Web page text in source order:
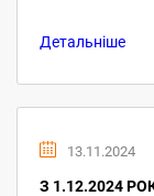
Детальніше
13.11.2024
З 1.12.2024